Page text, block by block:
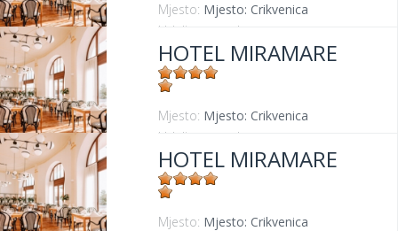
Mjesto: Mjesto: Crikvenica
Udaljenost od mora:
HOTEL MIRAMARE
Mjesto: Mjesto: Crikvenica
Udaljenost od mora:
HOTEL MIRAMARE
Mjesto: Mjesto: Crikvenica